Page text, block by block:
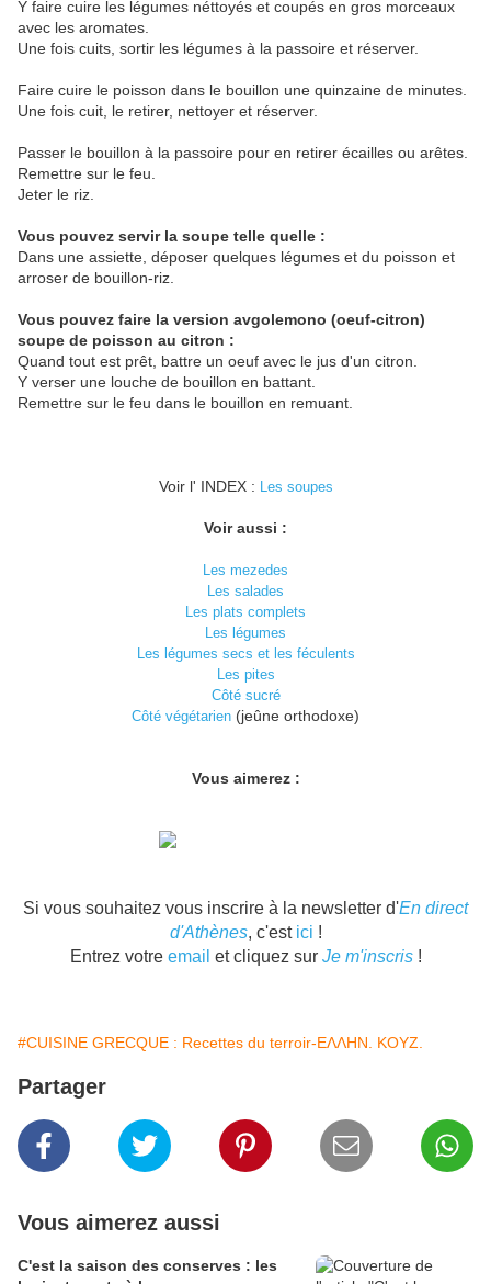
Y faire cuire les légumes néttoyés et coupés en gros morceaux
avec les aromates.
Une fois cuits, sortir les légumes à la passoire et réserver.
Faire cuire le poisson dans le bouillon une quinzaine de minutes.
Une fois cuit, le retirer, nettoyer et réserver.
Passer le bouillon à la passoire pour en retirer écailles ou arêtes.
Remettre sur le feu.
Jeter le riz.
Vous pouvez servir la soupe telle quelle :
Dans une assiette, déposer quelques légumes et du poisson et
arroser de bouillon-riz.
Vous pouvez faire la version avgolemono (oeuf-citron)
soupe de poisson au citron :
Quand tout est prêt, battre un oeuf avec le jus d'un citron.
Y verser une louche de bouillon en battant.
Remettre sur le feu dans le bouillon en remuant.
Voir l' INDEX : Les soupes
Voir aussi :
Les mezedes
Les salades
Les plats complets
Les légumes
Les légumes secs et les féculents
Les pites
Côté sucré
Côté végétarien (jeûne orthodoxe)
Vous aimerez :
Si vous souhaitez vous inscrire à la newsletter d'En direct
d'Athènes, c'est ici !
Entrez votre email et cliquez sur Je m'inscris!
#CUISINE GRECQUE : Recettes du terroir-ΕΛΛΗΝ. ΚΟΥΖ.
Partager
Vous aimerez aussi
C'est la saison des conserves : les